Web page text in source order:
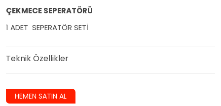
ÇEKMECE SEPERATÖRÜ
1 ADET SEPERATÖR SETİ
Teknik Özellikler
HEMEN SATIN AL